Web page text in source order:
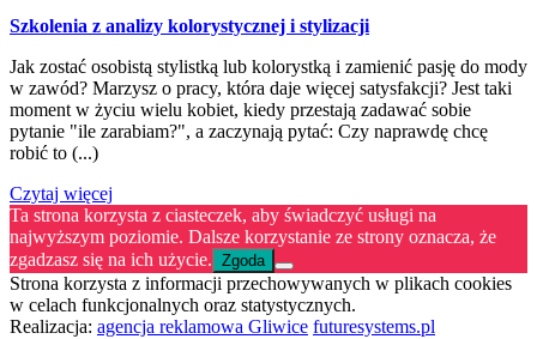
Szkolenia z analizy kolorystycznej i stylizacji
Jak zostać osobistą stylistką lub kolorystką i zamienić pasję do mody
w zawód? Marzysz o pracy, która daje więcej satysfakcji? Jest taki
moment w życiu wielu kobiet, kiedy przestają zadawać sobie
pytanie "ile zarabiam?", a zaczynają pytać: Czy naprawdę chcę
robić to (...)
Czytaj więcej
Ta strona korzysta z ciasteczek, aby świadczyć usługi na
najwyższym poziomie. Dalsze korzystanie ze strony oznacza, że
zgadzasz się na ich użycie. Zgoda
Strona korzysta z informacji przechowywanych w plikach cookies
w celach funkcjonalnych oraz statystycznych.
Realizacja: agencja reklamowa Gliwice futuresystems.pl